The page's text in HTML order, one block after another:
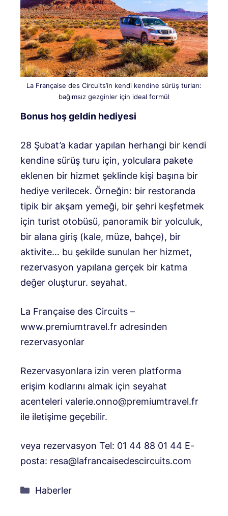
La Française des Circuits’in kendi kendine sürüş turları:
bağımsız gezginler için ideal formül
Bonus hoş geldin hediyesi
28 Şubat’a kadar yapılan herhangi bir kendi
kendine sürüş turu için, yolculara pakete
eklenen bir hizmet şeklinde kişi başına bir
hediye verilecek. Örneğin: bir restoranda
tipik bir akşam yemeği, bir şehri keşfetmek
için turist otobüsü, panoramik bir yolculuk,
bir alana giriş (kale, müze, bahçe), bir
aktivite… bu şekilde sunulan her hizmet,
rezervasyon yapılana gerçek bir katma
değer oluşturur. seyahat.
La Française des Circuits –
www.premiumtravel.fr adresinden
rezervasyonlar
Rezervasyonlara izin veren platforma
erişim kodlarını almak için seyahat
acenteleri valerie.onno@premiumtravel.fr
ile iletişime geçebilir.
veya rezervasyon Tel: 01 44 88 01 44 E-
posta: resa@lafrancaisedescircuits.com
Kategoriler
Haberler